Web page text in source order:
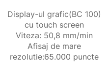
Display-ul grafic(BC 100)
cu touch screen
Viteza: 50,8 mm/min
Afisaj de mare
rezolutie:65.000 puncte